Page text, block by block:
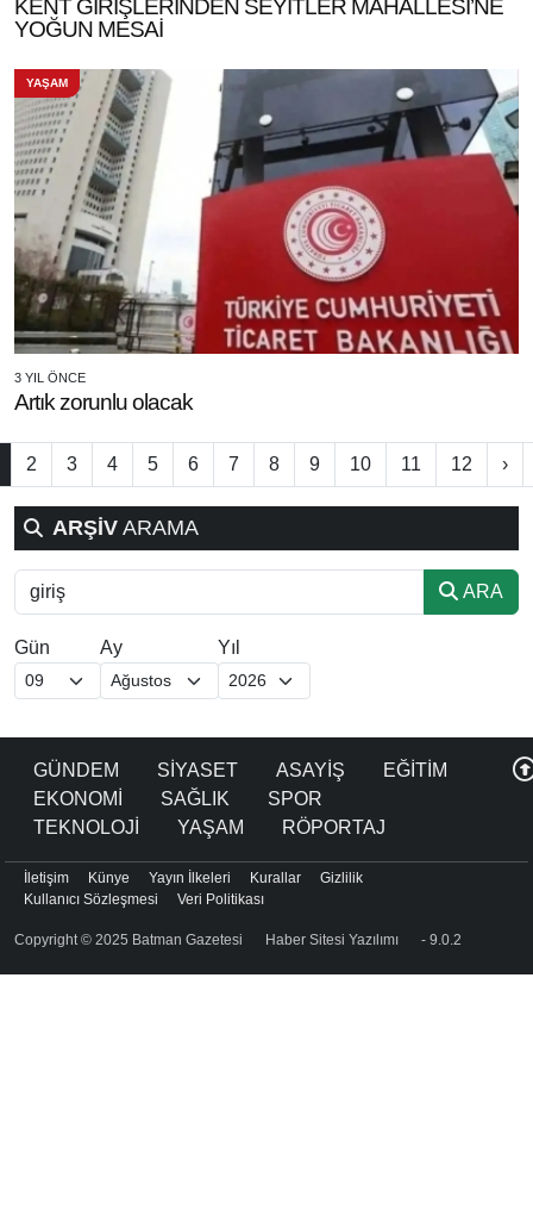
KENT GİRİŞLERİNDEN SEYİTLER MAHALLESİ’NE
YOĞUN MESAİ
YAŞAM
3 YIL ÖNCE
Artık zorunlu olacak
2 3 4 5 6 7 8 9 10 11 12 ›
ARŞİV ARAMA
ARA
Gün Ay Yıl
GÜNDEM SİYASET ASAYİŞ
EĞİTİM
EKONOMİ
SAĞLIK
SPOR
TEKNOLOJİ
YAŞAM RÖPORTAJ
Copyright © 2025 Batman Gazetesi Haber Sitesi Yazılımı - 9.0.2
İletişim Künye Yayın İlkeleri Kurallar
Gizlilik
Kullanıcı Sözleşmesi
Veri Politikası